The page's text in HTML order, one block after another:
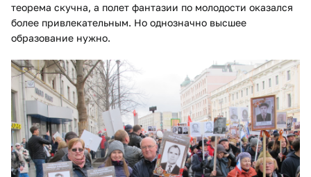
теорема скучна, а полет фантазии по молодости оказался
более привлекательным. Но однозначно высшее
образование нужно.